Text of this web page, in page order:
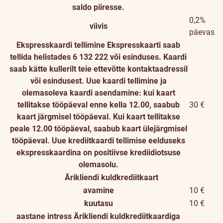
saldo piiresse.
viivis
0,2%
päevas
Ekspresskaardi tellimine Ekspresskaarti saab
tellida helistades 6 132 222 või esinduses. Kaardi
saab kätte kullerilt teie ettevõtte kontaktaadressil
või esindusest. Uue kaardi tellimine ja
olemasoleva kaardi asendamine: kui kaart
tellitakse tööpäeval enne kella 12.00, saabub
kaart järgmisel tööpäeval. Kui kaart tellitakse
peale 12.00 tööpäeval, saabub kaart ülejärgmisel
tööpäeval. Uue krediitkaardi tellimise eelduseks
ekspresskaardina on positiivse krediidiotsuse
olemasolu.
30 €
Ärikliendi kuldkrediitkaart
avamine
10 €
kuutasu
10 €
aastane intress Ärikliendi kuldkrediitkaardiga